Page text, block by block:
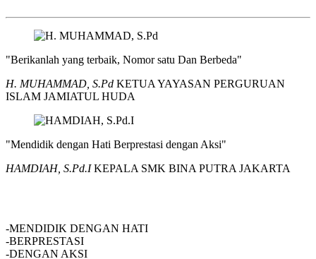
"Berikanlah yang terbaik, Nomor satu Dan Berbeda"
H. MUHAMMAD, S.Pd KETUA YAYASAN PERGURUAN
ISLAM JAMIATUL HUDA
"Mendidik dengan Hati Berprestasi dengan Aksi"
HAMDIAH, S.Pd.IKEPALA SMK BINA PUTRA JAKARTA
-MENDIDIK DENGAN HATI
-BERPRESTASI
-DENGAN AKSI